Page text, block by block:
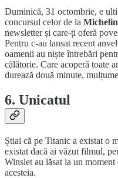
Duminică, 31 octombrie, e
concursul celor de la Michelin
newsletter și care-ți oferă
Pentru c-au lansat recent
oamenii au niște întrebări
călătorie. Care acoperă toate
durează două minute,
6. Unicatul
Știai că pe Titanic a existat o
existat dacă ai văzut filmul,
Winslet au lăsat la un
acesteia.